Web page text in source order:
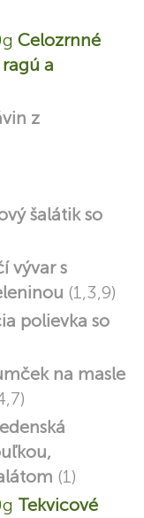
Celozrnné
a
z
šalátik so
vývar s
(1,3,9)
polievka so
na masle
(1)
Tekvicové